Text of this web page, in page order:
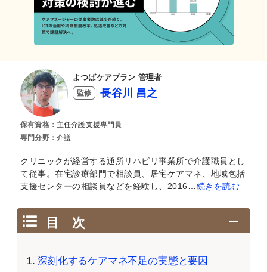
よつばケアプラン 管理者
監修 長谷川 昌之
保有資格： 主任介護支援専門員
専門分野： 介護
クリニックが経営する通所リハビリ事業所で介護職員とし
て従事。在宅診療部門で相談員、居宅ケアマネ、地域包括
支援センターの相談員などを経験し、2016… 続きを読む
目 次
深刻化するケアマネ不足の実態と要因